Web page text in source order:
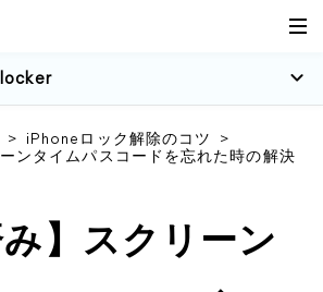
> iPhoneロック解除のコツ
>
ンタイムパスコードを忘れた時の解決
み】スクリーン